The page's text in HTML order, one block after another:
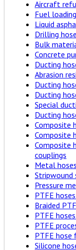
Aircraft
Fuel
Liquid
Drilling
Bulk
Concrete
Ducting
Abrasion
Ducting
Ducting
Special
Ducting
Composite
Composite
Composite
couplings
Metal
Stripwound
Pressure
PTFE
Braided
PTFE
PTFE
PTFE hose
Silicone